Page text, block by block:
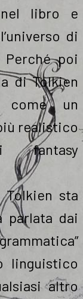
libro e
di
poi
di Tolkien
come un
realistico
fantasy
sta
parlata dai
linguistico
altro